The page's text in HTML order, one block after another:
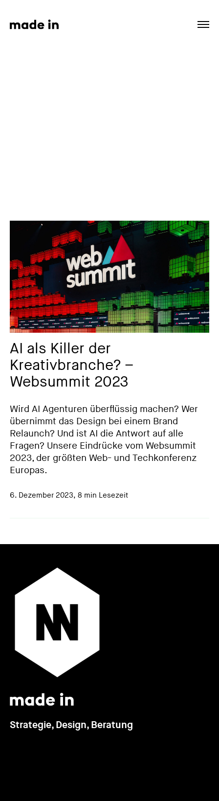
AI als Killer der
Kreativbranche? –
Websummit 2023
Wird AI Agenturen überflüssig machen? Wer
übernimmt das Design bei einem Brand
Relaunch? Und ist AI die Antwort auf alle
Fragen? Unsere Eindrücke vom Websummit
2023, der größten Web- und Techkonferenz
Europas.
6. Dezember 2023, 8 min Lesezeit
Strategie, Design, Beratung